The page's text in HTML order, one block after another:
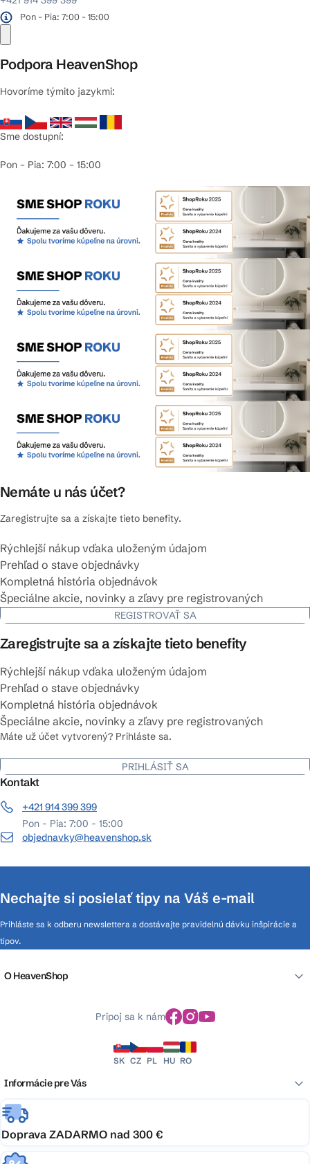
Pon - Pia: 7:00 - 15:00
Podpora HeavenShop
Hovoríme týmito jazykmi:
Sme dostupní:
Pon – Pia: 7:00 – 15:00
Nemáte u nás účet?
Zaregistrujte sa a získajte tieto benefity.
Rýchlejší nákup vďaka uloženým údajom
Prehľad o stave objednávky
Kompletná história objednávok
Špeciálne akcie, novinky a zľavy pre registrovaných
REGISTROVAŤ SA
Zaregistrujte sa a získajte tieto benefity
Rýchlejší nákup vďaka uloženým údajom
Prehľad o stave objednávky
Kompletná história objednávok
Špeciálne akcie, novinky a zľavy pre registrovaných
Máte už účet vytvorený? Prihláste sa.
PRIHLÁSIŤ SA
Kontakt
+421 914 399 399
Pon - Pia: 7:00 - 15:00
objednavky@heavenshop.sk
Nechajte si posielať tipy na Váš e-mail
Prihláste sa k odberu newslettera a dostávajte pravidelnú dávku inšpirácie a
tipov.
O HeavenShop
Pripoj sa k nám
SK CZ PL HU RO
Informácie pre Vás
Doprava ZADARMO nad 300 €